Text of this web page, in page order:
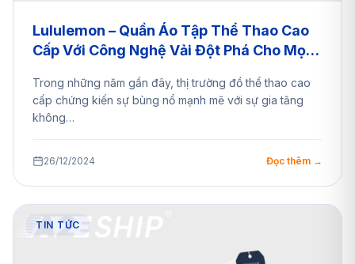
Lululemon – Quần Áo Tập Thể Thao Cao
Cấp Với Công Nghệ Vải Đột Phá Cho Mọi
Trong những năm gần đây, thị trường đồ thể thao cao
cấp chứng kiến sự bùng nổ mạnh mẽ với sự gia tăng
không…
26/12/2024 Đọc thêm →
TIN TỨC